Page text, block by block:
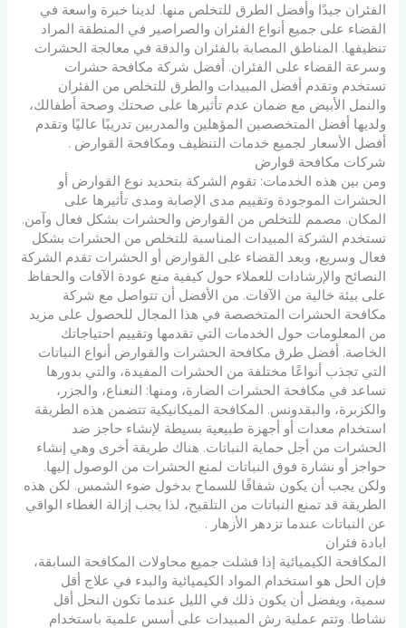
الفئران جيدًا وأفضل الطرق للتخلص منها. لدينا خبرة واسعة في
القضاء على جميع أنواع الفئران والصراصير في المنطقة المراد
تنظيفها. المناطق المصابة بالفئران والدقة في معالجة الحشرات
وسرعة القضاء على الفئران. أفضل شركة مكافحة حشرات
تستخدم وتقدم أفضل المبيدات والطرق للتخلص من الفئران
والنمل الأبيض مع ضمان عدم تأثيرها على صحتك وصحة أطفالك،
ولديها أفضل المتخصصين المؤهلين والمدربين تدريبًا عاليًا وتقدم
أفضل الأسعار لجميع خدمات التنظيف ومكافحة القوارض .
شركات مكافحة قوارض
ومن بين هذه الخدمات: تقوم الشركة بتحديد نوع القوارض أو
الحشرات الموجودة وتقييم مدى الإصابة ومدى تأثيرها على
المكان. مصمم للتخلص من القوارض والحشرات بشكل فعال وآمن.
تستخدم الشركة المبيدات المناسبة للتخلص من الحشرات بشكل
فعال وسريع، وبعد القضاء على القوارض أو الحشرات تقدم الشركة
النصائح والإرشادات للعملاء حول كيفية منع عودة الآفات والحفاظ
على بيئة خالية من الآفات. من الأفضل أن تتواصل مع شركة
مكافحة الحشرات المتخصصة في هذا المجال للحصول على مزيد
من المعلومات حول الخدمات التي تقدمها وتقييم احتياجاتك
الخاصة. أفضل طرق مكافحة الحشرات والقوارض أنواع النباتات
التي تجذب أنواعًا مختلفة من الحشرات المفيدة، والتي بدورها
تساعد في مكافحة الحشرات الضارة، ومنها: النعناع، ​​والجزر،
والكزبرة، والبقدونس. المكافحة الميكانيكية تتضمن هذه الطريقة
استخدام معدات أو أجهزة طبيعية بسيطة لإنشاء حاجز ضد
الحشرات من أجل حماية النباتات. هناك طريقة أخرى وهي إنشاء
حواجز أو نشارة فوق النباتات لمنع الحشرات من الوصول إليها.
ولكن يجب أن يكون شفافًا للسماح بدخول ضوء الشمس. لكن هذه
الطريقة قد تمنع النباتات من التلقيح، لذا يجب إزالة الغطاء الواقي
عن النباتات عندما تزدهر الأزهار .
ابادة فئران
المكافحة الكيميائية إذا فشلت جميع محاولات المكافحة السابقة،
فإن الحل هو استخدام المواد الكيميائية والبدء في علاج أقل
سمية، ويفضل أن يكون ذلك في الليل عندما تكون النحل أقل
نشاطا. وتتم عملية رش المبيدات على أسس علمية باستخدام